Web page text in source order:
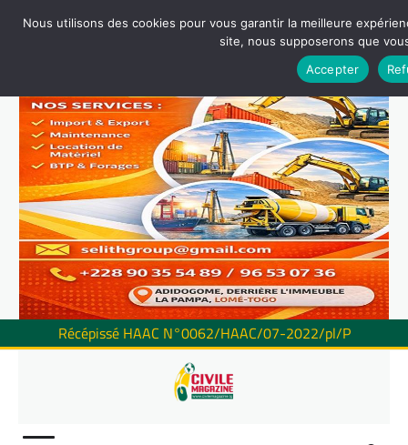
Récépissé HAAC N°0062/HAAC/07-2022/pl/P
Nous utilisons des cookies pour vous garantir la meilleure
site, nous supposerons que
Accepter